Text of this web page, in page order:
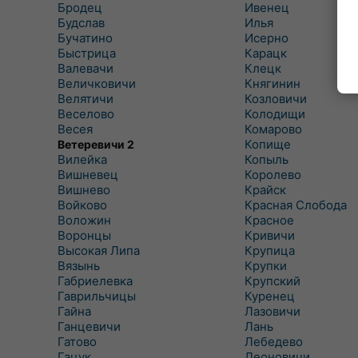
Бродец
Будслав
Бучатино
Быстрица
Валевачи
Величковичи
Велятичи
Веселово
Весея
Ветеревичи 2
Вилейка
Вишневец
Вишнево
Войково
Воложин
Воронцы
Высокая Липа
Вязынь
Габриелевка
Гаврильчицы
Гайна
Ганцевичи
Гатово
Ивенец
Илья
Исерно
Карацк
Клецк
Княгинин
Козловичи
Колодищи
Комарово
Копище
Копыль
Королево
Крайск
Красная Слобода
Красное
Кривичи
Крупица
Крупки
Крупский
Куренец
Лазовичи
Лань
Лебедево